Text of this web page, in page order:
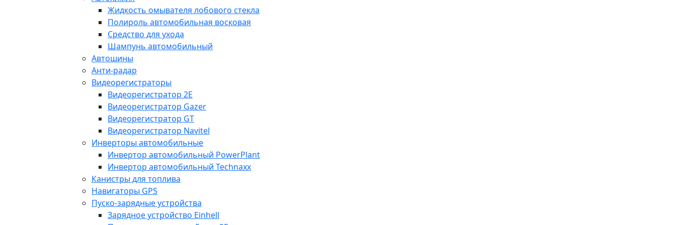
Жидкость омывателя лобового стекла
Полироль автомобильная восковая
Средство для ухода
Шампунь автомобильный
Автошины
Анти-радар
Видеорегистраторы
Видеорегистратор 2E
Видеорегистратор Gazer
Видеорегистратор GT
Видеорегистратор Navitel
Инверторы автомобильные
Инвертор автомобильный PowerPlant
Инвертор автомобильный Technaxx
Канистры для топлива
Навигаторы GPS
Пуско-зарядные устройства
Зарядное устройство Einhell